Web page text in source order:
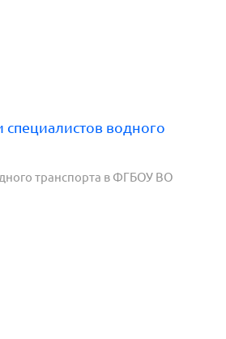
водного
транспорта в ФГБОУ ВО